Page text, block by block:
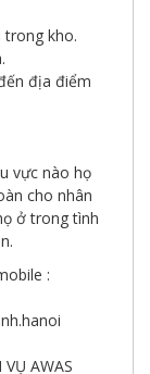
trong kho.
địa điểm
vực nào họ
cho nhân
ở trong tình
:
AWAS